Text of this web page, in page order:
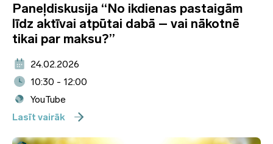
Paneļdiskusija “No ikdienas pastaigām
līdz aktīvai atpūtai dabā – vai nākotnē
tikai par maksu?”
24.02.2026
10:30 - 12:00
YouTube
Lasīt vairāk